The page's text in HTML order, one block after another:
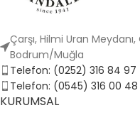
Çarşı, Hilmi Uran
Bodrum/Muğla
Telefon: (0252) 316 84 97
Telefon: (0545) 316 00 48
KURUMSAL